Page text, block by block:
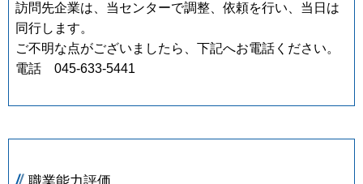
訪問先企業は、当センターで調整、依頼を行い、当日は
同行します。
ご不明な点がございましたら、下記へお電話ください。
電話 045-633-5441
職業能力評価